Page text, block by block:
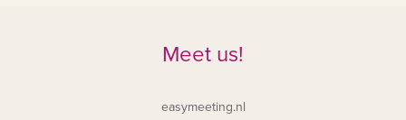
Meet us!
easymeeting.nl